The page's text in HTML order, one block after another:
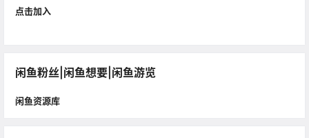
点击加入
闲鱼粉丝|闲鱼想要|闲鱼游览
闲鱼资源库